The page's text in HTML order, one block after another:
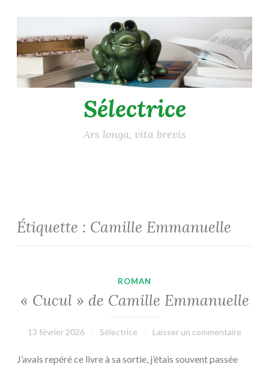
au
contenu
principal
Sélectrice
Ars longa, vita brevis
Étiquette : Camille Emmanuelle
ROMAN
« Cucul » de Camille Emmanuelle
13 février 2026 Sélectrice Laisser un commentaire
J’avais repéré ce livre à sa sortie, j’étais souvent passée